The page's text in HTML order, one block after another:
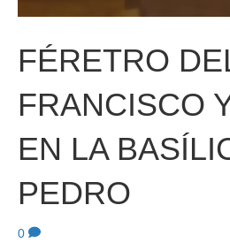
FÉRETRO
FRANCISCO
EN LA
PEDRO
0